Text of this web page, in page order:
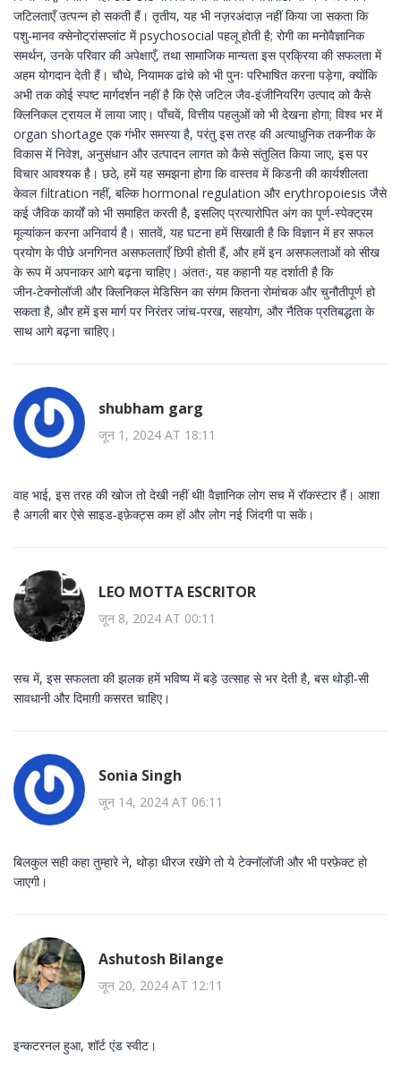
जटिलताएँ उत्पन्न हो सकती हैं। तृतीय, यह भी नज़रअंदाज़ नहीं किया जा सकता कि
पशु‑मानव क्सेनोट्रांसप्लांट में psychosocial पहलू होती है; रोगी का मनोवैज्ञानिक
समर्थन, उनके परिवार की अपेक्षाएँ, तथा सामाजिक मान्यता इस प्रक्रिया की सफलता में
अहम योगदान देती हैं। चौथे, नियामक ढांचे को भी पुनः परिभाषित करना पड़ेगा, क्योंकि
अभी तक कोई स्पष्ट मार्गदर्शन नहीं है कि ऐसे जटिल जैव‑इंजीनियरिंग उत्पाद को कैसे
क्लिनिकल ट्रायल में लाया जाए। पाँचवें, वित्तीय पहलुओं को भी देखना होगा; विश्व भर में
organ shortage एक गंभीर समस्या है, परंतु इस तरह की अत्याधुनिक तकनीक के
विकास में निवेश, अनुसंधान और उत्पादन लागत को कैसे संतुलित किया जाए, इस पर
विचार आवश्यक है। छठे, हमें यह समझना होगा कि वास्तव में किडनी की कार्यशीलता
केवल filtration नहीं, बल्कि hormonal regulation और erythropoiesis जैसे
कई जैविक कार्यों को भी समाहित करती है, इसलिए प्रत्यारोपित अंग का पूर्ण‑स्पेक्ट्रम
मूल्यांकन करना अनिवार्य है। सातवें, यह घटना हमें सिखाती है कि विज्ञान में हर सफल
प्रयोग के पीछे अनगिनत असफलताएँ छिपी होती हैं, और हमें इन असफलताओं को सीख
के रूप में अपनाकर आगे बढ़ना चाहिए। अंततः, यह कहानी यह दर्शाती है कि
जीन‑टेक्नोलॉजी और क्लिनिकल मेडिसिन का संगम कितना रोमांचक और चुनौतीपूर्ण हो
सकता है, और हमें इस मार्ग पर निरंतर जांच‑परख, सहयोग, और नैतिक प्रतिबद्धता के
साथ आगे बढ़ना चाहिए।
shubham garg
जून 1, 2024 AT 18:11
वाह भाई, इस तरह की खोज तो देखी नहीं थी! वैज्ञानिक लोग सच में रॉकस्टार हैं। आशा
है अगली बार ऐसे साइड‑इफ़ेक्ट्स कम हों और लोग नई जिंदगी पा सकें।
LEO MOTTA ESCRITOR
जून 8, 2024 AT 00:11
सच में, इस सफलता की झलक हमें भविष्य में बड़े उत्साह से भर देती है, बस थोड़ी‑सी
सावधानी और दिमाग़ी कसरत चाहिए।
Sonia Singh
जून 14, 2024 AT 06:11
बिलकुल सही कहा तुम्हारे ने, थोड़ा धीरज रखेंगे तो ये टेक्नॉलॉजी और भी परफ़ेक्ट हो
जाएगी।
Ashutosh Bilange
जून 20, 2024 AT 12:11
इन्कटरनल हुआ, शॉर्ट एंड स्वीट।